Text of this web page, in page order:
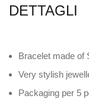
DETTAGLI
Bracelet made of
Very stylish
Packaging per 5